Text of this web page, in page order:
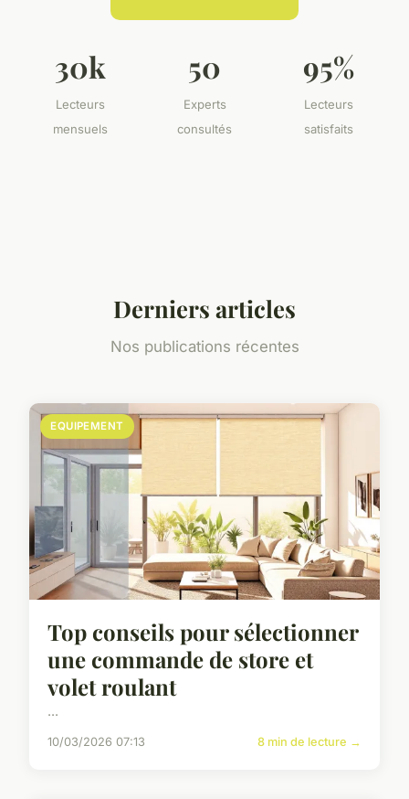
30k
Lecteurs
mensuels
50
Experts
consultés
95%
Lecteurs
satisfaits
Derniers articles
Nos publications récentes
EQUIPEMENT
Top conseils pour sélectionner
une commande de store et
volet roulant
...
10/03/2026 07:13 8 min de lecture →